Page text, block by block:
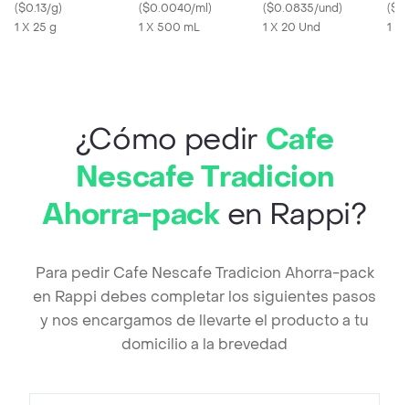
($0.13/g)
1 X 25 g
($0.0040/ml)
1 X 500 mL
($0.0835/und)
1 X 20 Und
(
1 x
¿Cómo pedir Cafe
Nescafe Tradicion
Ahorra-packen Rappi?
Para pedir Cafe Nescafe Tradicion Ahorra-pack
en Rappi debes completar los siguientes pasos
y nos encargamos de llevarte el producto a tu
domicilio a la brevedad